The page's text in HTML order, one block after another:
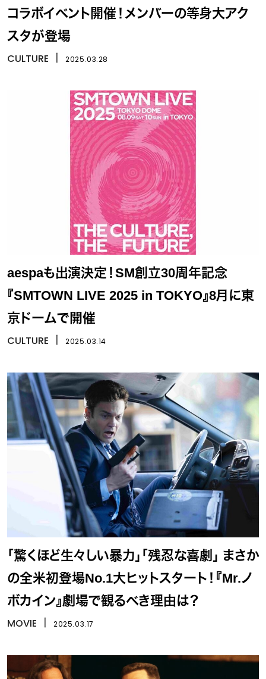
コラボイベント開催！メンバーの等身大アク
スタが登場
CULTURE 2025.03.28
aespaも出演決定！SM創立30周年記念
『SMTOWN LIVE 2025 in TOKYO』8月に東
京ドームで開催
CULTURE 2025.03.14
「驚くほど生々しい暴力」「残忍な喜劇」 まさか
の全米初登場No.1大ヒットスタート！『Mr.ノ
ボカイン』劇場で観るべき理由は？
MOVIE 2025.03.17